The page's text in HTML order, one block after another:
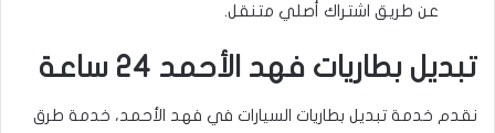
عن طريق اشتراك أصلي متنقل.
تبديل بطاريات فهد الأحمد 24 ساعة
نقدم خدمة تبديل بطاريات السيارات في فهد الأحمد، خدمة طرق